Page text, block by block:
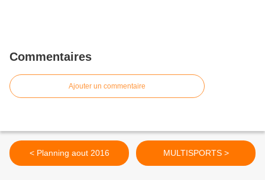
Commentaires
Ajouter un commentaire
< Planning aout 2016 MULTISPORTS >